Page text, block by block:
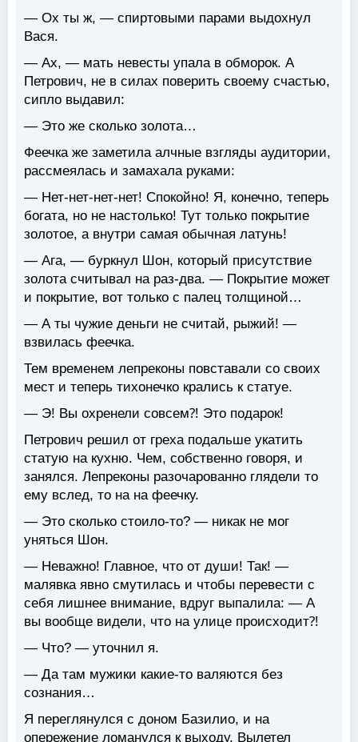
— Ох ты ж, — спиртовыми парами выдохнул
Вася.
— Ах, — мать невесты упала в обморок. А
Петрович, не в силах поверить своему счастью,
сипло выдавил:
— Это же сколько золота…
Феечка же заметила алчные взгляды аудитории,
рассмеялась и замахала руками:
— Нет-нет-нет-нет! Спокойно! Я, конечно, теперь
богата, но не настолько! Тут только покрытие
золотое, а внутри самая обычная латунь!
— Ага, — буркнул Шон, который присутствие
золота считывал на раз-два. — Покрытие может
и покрытие, вот только с палец толщиной…
— А ты чужие деньги не считай, рыжий! —
взвилась феечка.
Тем временем лепреконы повставали со своих
мест и теперь тихонечко крались к статуе.
— Э! Вы охренели совсем⁈ Это подарок!
Петрович решил от греха подальше укатить
статую на кухню. Чем, собственно говоря, и
занялся. Лепреконы разочарованно глядели то
ему вслед, то на на феечку.
— Это сколько стоило-то? — никак не мог
уняться Шон.
— Неважно! Главное, что от души! Так! —
малявка явно смутилась и чтобы перевести с
себя лишнее внимание, вдруг выпалила: — А
вы вообще видели, что на улице происходит⁈
— Что? — уточнил я.
— Да там мужики какие-то валяются без
сознания…
Я переглянулся с доном Базилио, и на
опережение ломанулся к выходу. Вылетел